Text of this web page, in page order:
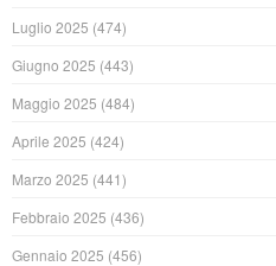
Luglio 2025 (474)
Giugno 2025 (443)
Maggio 2025 (484)
Aprile 2025 (424)
Marzo 2025 (441)
Febbraio 2025 (436)
Gennaio 2025 (456)